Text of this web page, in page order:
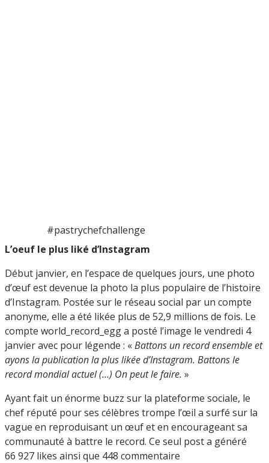
#pastrychefchallenge
L’oeuf le plus liké d’Instagram
Début janvier, en l’espace de quelques jours, une photo
d’œuf est devenue la photo la plus populaire de l’histoire
d’Instagram. Postée sur le réseau social par un compte
anonyme, elle a été likée plus de 52,9 millions de fois. Le
compte world_record_egg a posté l’image le vendredi 4
janvier avec pour légende : «Battons un record ensemble et
ayons la publication la plus likée d’Instagram. Battons le
record mondial actuel (…) On peut le faire. »
Ayant fait un énorme buzz sur la plateforme sociale, le
chef réputé pour ses célèbres trompe l’œil a surfé sur la
vague en reproduisant un œuf et en encourageant sa
communauté à battre le record. Ce seul post a généré
66 927 likes ainsi que 448 commentaire